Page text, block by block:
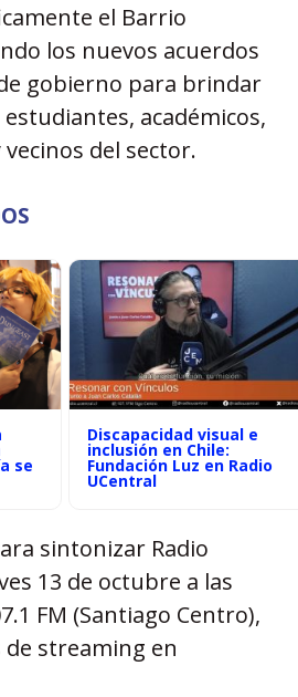
el Barrio
los nuevos acuerdos
gobierno para brindar
académicos,
del sector.
se
Discapacidad visual e
inclusión en Chile:
Fundación Luz en Radio
UCentral
sintonizar Radio
13 de octubre a las
FM (Santiago Centro),
de streaming en